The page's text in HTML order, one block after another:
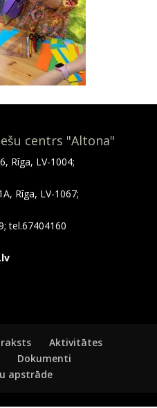
centrs "Altona"
Rīga, LV-1004;
Rīga, LV-1067;
tel.67404160
Aktivitātes
Dokumenti
apstrāde